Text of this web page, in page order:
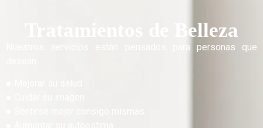
Tratamientos de Belleza
Nuestros servicios están pensados para personas que